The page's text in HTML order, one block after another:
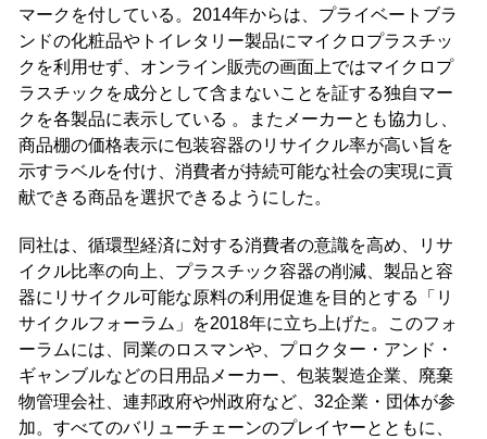
マークを付している。2014年からは、プライベートブラ
ンドの化粧品やトイレタリー製品にマイクロプラスチッ
クを利用せず、オンライン販売の画面上ではマイクロプ
ラスチックを成分として含まないことを証する独自マー
クを各製品に表示している 。またメーカーとも協力し、
商品棚の価格表示に包装容器のリサイクル率が高い旨を
示すラベルを付け、消費者が持続可能な社会の実現に貢
献できる商品を選択できるようにした。
同社は、循環型経済に対する消費者の意識を高め、リサ
イクル比率の向上、プラスチック容器の削減、製品と容
器にリサイクル可能な原料の利用促進を目的とする「リ
サイクルフォーラム」を2018年に立ち上げた。このフォ
ーラムには、同業のロスマンや、プロクター・アンド・
ギャンブルなどの日用品メーカー、包装製造企業、廃棄
物管理会社、連邦政府や州政府など、32企業・団体が参
加。すべてのバリューチェーンのプレイヤーとともに、